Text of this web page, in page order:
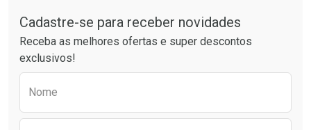
Cadastre-se para receber novidades
Receba as melhores ofertas e super descontos
exclusivos!
Nome